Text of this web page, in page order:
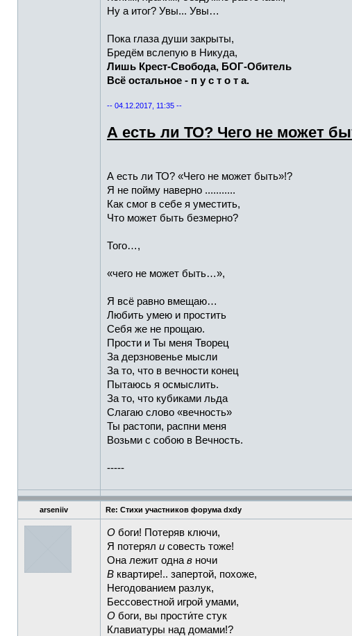
Ну а итог? Увы... Увы…
Пока глаза души закрыты,
Бредём вслепую в Никуда,
Лишь Крест-Свобода, БОГ-Обитель
Всё остальное - п у с т о т а.
-- 04.12.2017, 11:35 --
А есть ли ТО? Чего не может
А есть ли ТО? «Чего не может быть»!?
Я не пойму наверно ...........
Как смог в себе я уместить,
Что может быть безмерно?
Того…,
«чего не может быть…»,
Я всё равно вмещаю…
Любить умею и простить
Себя же не прощаю.
Прости и Ты меня Творец
За дерзновенье мысли
За то, что в вечности конец
Пытаюсь я осмыслить.
За то, что кубиками льда
Слагаю слово «вечность»
Ты растопи, распни меня
Возьми с собою в Вечность.
-----
arseniiv Re: Стихи участников форума dxdy
О боги! Потеряв ключи,
Я потерял и совесть тоже!
Она лежит одна в ночи
В квартире!.. запертой, похоже,
Негодованием разлук,
Бессовестной игрой умами,
О боги, вы прости́те стук
Клавиатуры над домами!?